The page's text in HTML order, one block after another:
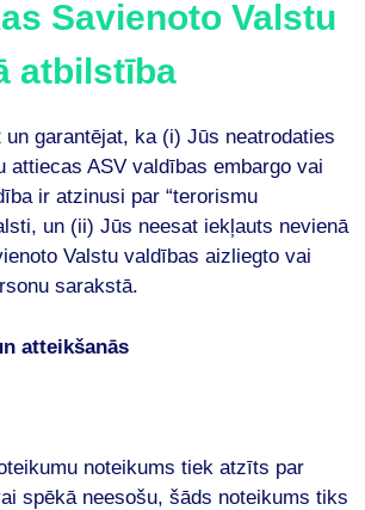
Savienoto Valstu
atbilstība
garantējat, ka (i) Jūs neatrodaties
attiecas ASV valdības embargo vai
ir atzinusi par “terorismu
un (ii) Jūs neesat iekļauts nevienā
Valstu valdības aizliegto vai
sarakstā.
atteikšanās
noteikums tiek atzīts par
spēkā neesošu, šāds noteikums tiks